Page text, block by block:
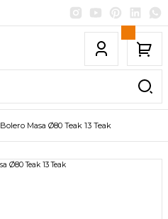
Bolero Masa Ø80 Teak 13 Teak